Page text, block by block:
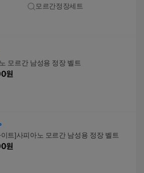
모르간정장세트
모르간 남성용 정장 벨트
원
트]사피아노 모르간 남성용 정장 벨트
원